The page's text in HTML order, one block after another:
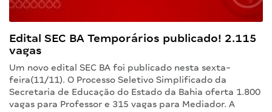
Edital SEC BA Temporários publicado! 2.115
vagas
Um novo edital SEC BA foi publicado nesta sexta-
feira(11/11). O Processo Seletivo Simplificado da
Secretaria de Educação do Estado da Bahia oferta 1.800
vagas para Professor e 315 vagas para Mediador. A